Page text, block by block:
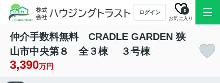
ログイン
お気に入り
0
仲介手数料無料 CRADLE GARDEN 狭
山市中央第８ 全３棟 ３号棟
3,390万円